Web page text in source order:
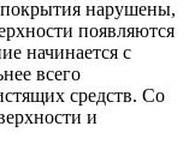
нарушены,
появляются
начинается с
всего
средств. Со
и